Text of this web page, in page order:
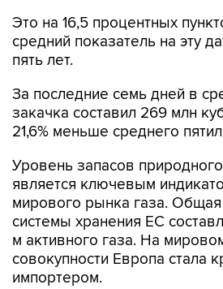
Это на 16,5 процентных
средний показатель на эту
пять лет.
За последние семь дней в
закачка составил 269 млн
21,6% меньше среднего
Уровень запасов
является ключевым
мирового рынка газа.
системы хранения ЕС
м активного газа. На
совокупности Европа стала
импортером.